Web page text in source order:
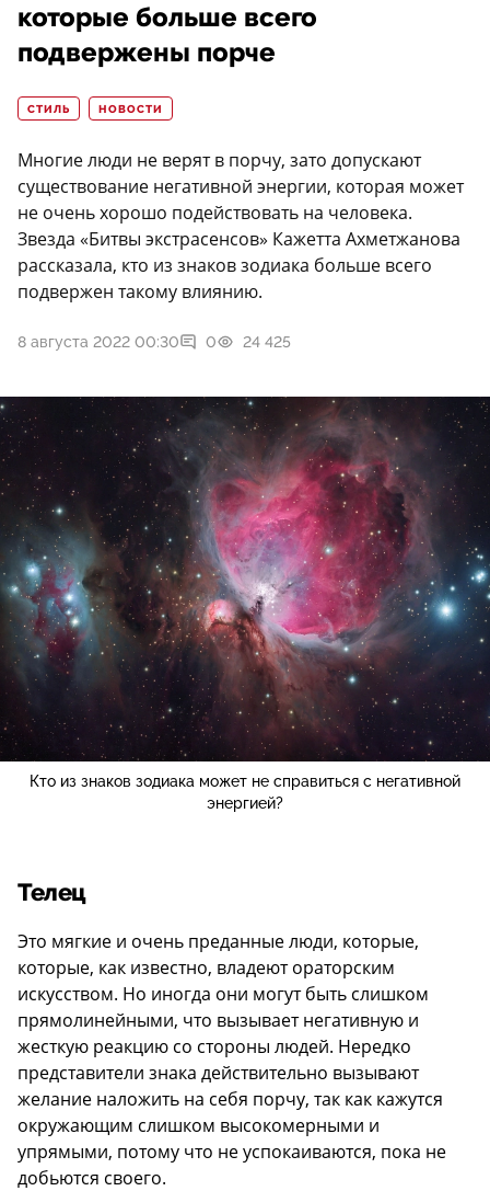
которые больше всего
подвержены порче
СТИЛЬ НОВОСТИ
Многие люди не верят в порчу, зато допускают
существование негативной энергии, которая может
не очень хорошо подействовать на человека.
Звезда «Битвы экстрасенсов» Кажетта Ахметжанова
рассказала, кто из знаков зодиака больше всего
подвержен такому влиянию.
8 августа 2022 00:30 0 24 425
Кто из знаков зодиака может не справиться с негативной
энергией?
Телец
Это мягкие и очень преданные люди, которые,
которые, как известно, владеют ораторским
искусством. Но иногда они могут быть слишком
прямолинейными, что вызывает негативную и
жесткую реакцию со стороны людей. Нередко
представители знака действительно вызывают
желание наложить на себя порчу, так как кажутся
окружающим слишком высокомерными и
упрямыми, потому что не успокаиваются, пока не
добьются своего.